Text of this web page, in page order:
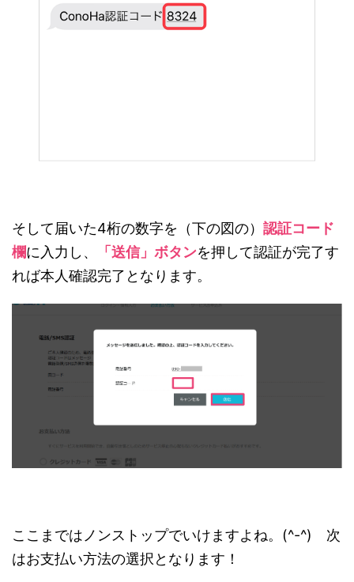
そして届いた4桁の数字を（下の図の） 認証コード
欄に入力し、 「送信」ボタンを押して認証が完了す
れば本人確認完了となります。
ここまではノンストップでいけますよね。(^-^) 次
はお支払い方法の選択となります！